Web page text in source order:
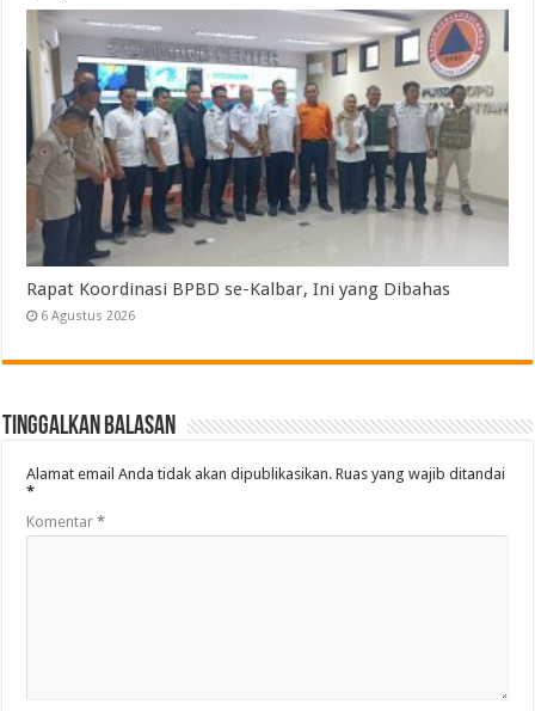
Rapat Koordinasi BPBD se-Kalbar, Ini yang Dibahas
6 Agustus 2026
Tinggalkan Balasan
Alamat email Anda tidak akan dipublikasikan. Ruas yang wajib ditandai
*
Komentar*